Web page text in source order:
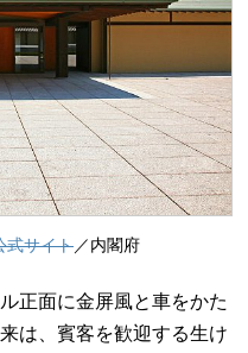
式サイト／内閣府
正面に金屏風と車をかた
は、賓客を歓迎する生け